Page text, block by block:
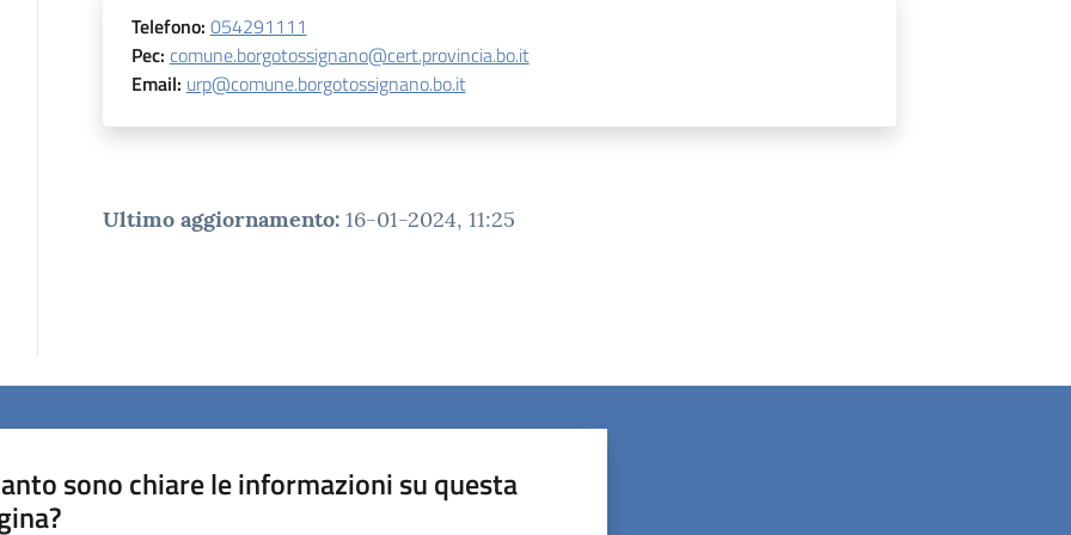
Telefono: 054291111
Pec: comune.borgotossignano@cert.provincia.bo.it
Email: urp@comune.borgotossignano.bo.it
Ultimo aggiornamento: 16-01-2024, 11:25
sono chiare le informazioni su questa